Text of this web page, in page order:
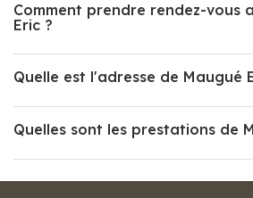
Comment prendre rendez-vous
Eric ?
Quelle est l'adresse de Maugué
Quelles sont les prestations de